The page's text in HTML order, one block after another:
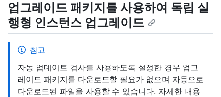
업그레이드 패키지를 사용하여 독립 실
행형 인스턴스 업그레이드
참고
자동 업데이트 검사를 사용하도록 설정한 경우 업그
레이드 패키지를 다운로드할 필요가 없으며 자동으로
다운로드된 파일을 사용할 수 있습니다. 자세한 내용